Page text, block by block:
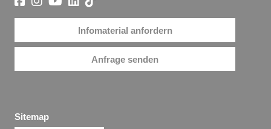
Infomaterial anfordern
Anfrage senden
Sitemap